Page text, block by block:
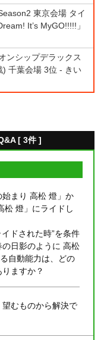
東京会場 タイ
It’s MyGO!!!!!」
ンシップデラックス
) 千葉会場 3位 - きい
[ 3件 ]
まり 高松 燈」か
松 燈」にライドし
イドされた時”を条件
日影のように 高松
自動能力は、どの
ますか？
むものから解決で